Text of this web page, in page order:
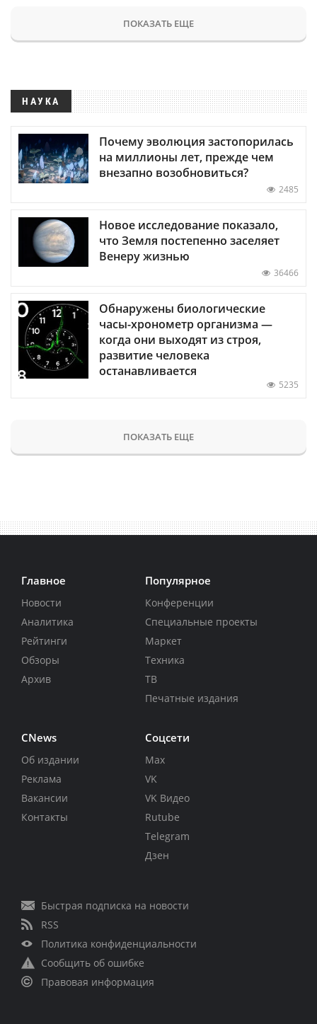
ПОКАЗАТЬ ЕЩЕ
НАУКА
Почему эволюция застопорилась
на миллионы лет, прежде чем
внезапно возобновиться?
2485
Новое исследование показало,
что Земля постепенно заселяет
Венеру жизнью
36466
Обнаружены биологические
часы-хронометр организма —
когда они выходят из строя,
развитие человека
останавливается
5235
ПОКАЗАТЬ ЕЩЕ
Главное
Новости
Аналитика
Рейтинги
Обзоры
Архив
Популярное
Конференции
Специальные проекты
Маркет
Техника
ТВ
Печатные издания
CNews
Об издании
Реклама
Вакансии
Контакты
Соцсети
Max
VK
VK Видео
Rutube
Telegram
Дзен
Быстрая подписка на новости
RSS
Политика конфиденциальности
Сообщить об ошибке
Правовая информация